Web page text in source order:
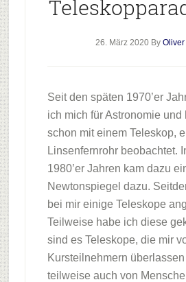
26. März 2020 By
Seit den späten 1970’er
ich mich für Astronomie und
schon mit einem Teleskop,
Linsenfernrohr beobachtet.
1980’er Jahren kam dazu
Newtonspiegel dazu.
bei mir einige Teleskope
Teilweise habe ich diese
sind es Teleskope, die mir
Kursteilnehmern
teilweise auch von